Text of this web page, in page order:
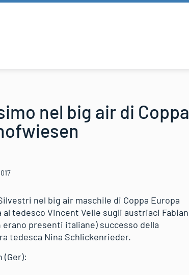
nel big air di Coppa
nel big air maschile di Coppa Europa
tedesco Vincent Veile sugli austriaci Fabian
presenti italiane) successo della
tedesca Nina Schlickenrieder.
(Ger):